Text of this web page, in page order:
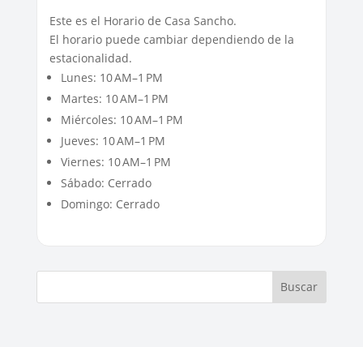
Este es el Horario de Casa Sancho.
El horario puede cambiar dependiendo de la
estacionalidad.
Lunes: 10 AM–1 PM
Martes: 10 AM–1 PM
Miércoles: 10 AM–1 PM
Jueves: 10 AM–1 PM
Viernes: 10 AM–1 PM
Sábado: Cerrado
Domingo: Cerrado
Buscar